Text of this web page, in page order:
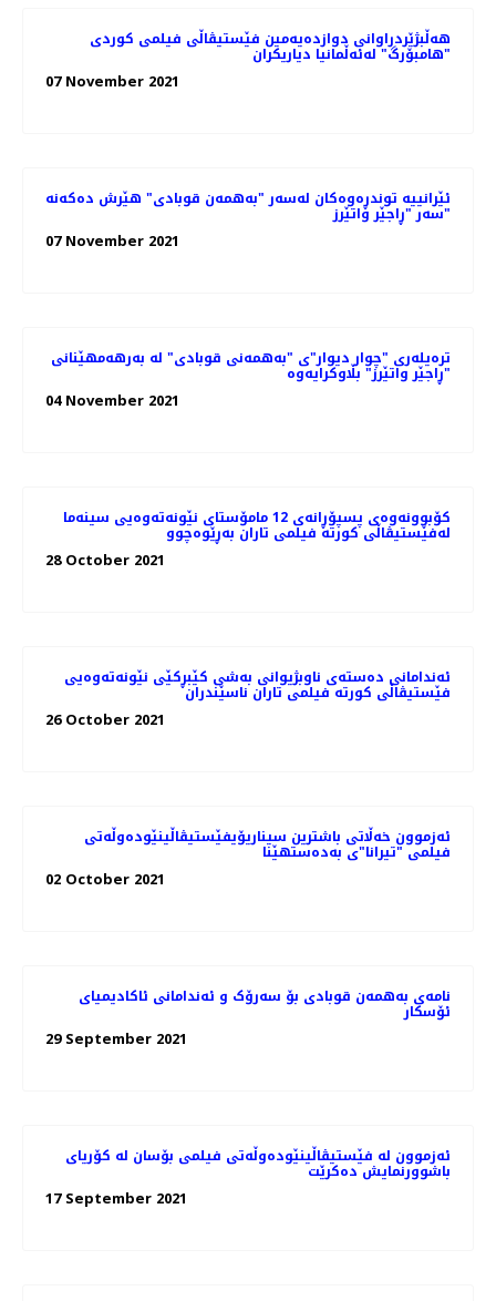
هه‌ڵبژێردراوانی دوازدەیەمین فێستیڤاڵی فیلمی کوردی
"هامبۆرگ" لەئەڵمانیا دیاریکران
07 November 2021
ئێرانییە توندڕەوەکان لەسەر "بەهمەن قوبادی" هێرش دەکەنە
سەر "ڕاجێر واتێرز"
07 November 2021
ترەیلەری "چوار دیوار"ی "بەهمەنی قوبادی" لە بەرهەمهێنانی
"ڕاجێر واتێرز" بڵاوکرایەوە
04 November 2021
کۆبوونه‌وه‌ی پسپۆڕانه‌ی 12 مامۆستای نێونه‌ته‌وه‌یی سینه‌ما
له‌فێستیڤاڵی کورته‌ فیلمی تاران به‌ڕێوه‌چوو
28 October 2021
ئه‌ندامانی ده‌سته‌ی ناوبژیوانی به‌شی کێبڕکێی نێونه‌ته‌وه‌یی
فێستیڤاڵی کورته‌ فیلمی تاران ناسێندران
26 October 2021
ئەزموون خەڵاتی باشترین سیناریۆیفێستیڤاڵینێوده‌وڵه‌تی
فیلمی "تیرانا"ی به‌ده‌ستهێنا
02 October 2021
نامه‌ی به‌همه‌ن قوبادی بۆ سه‌رۆک و ئه‌ندامانی ئاکادیمیای
ئۆسکار
29 September 2021
ئەزموون لە فێستیڤاڵینێوده‌وڵه‌تی فیلمی بۆسان له کۆریای
باشوورنمایش ده‌کرێت
17 September 2021